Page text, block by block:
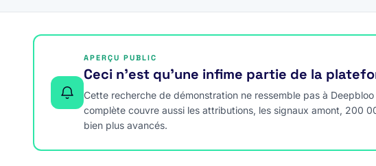
APERÇU PUBLIC
Ceci n’est qu’une infime partie de la
Cette recherche de démonstration ne ressemble pas à
complète couvre aussi les attributions, les signaux amont, 200
bien plus avancés.